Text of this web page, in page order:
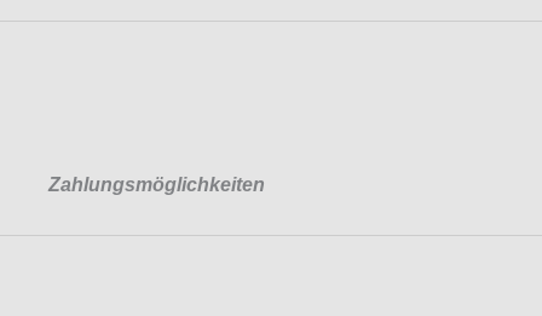
Zahlungsmöglichkeiten